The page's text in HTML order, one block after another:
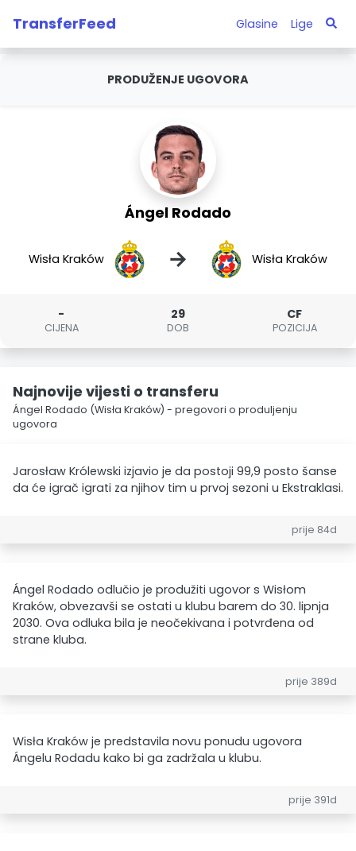
TransferFeed Glasine Lige
PRODUŽENJE UGOVORA
Ángel Rodado
Wisła Kraków → Wisła Kraków
-
CIJENA
29
DOB
CF
POZICIJA
Najnovije vijesti o transferu
Ángel Rodado (Wisła Kraków) - pregovori o produljenju
ugovora
Jarosław Królewski izjavio je da postoji 99,9 posto šanse
da će igrač igrati za njihov tim u prvoj sezoni u Ekstraklasi.
prije 84d
Ángel Rodado odlučio je produžiti ugovor s Wisłom
Kraków, obvezavši se ostati u klubu barem do 30. lipnja
2030. Ova odluka bila je neočekivana i potvrđena od
strane kluba.
prije 389d
Wisła Kraków je predstavila novu ponudu ugovora
Ángelu Rodadu kako bi ga zadržala u klubu.
prije 391d